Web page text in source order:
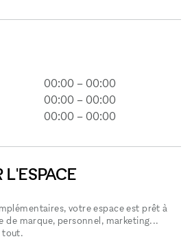
00:00 – 00:00
00:00 – 00:00
00:00 – 00:00
L'ESPACE
votre espace est prêt à
de marque, personnel, marketing...
tout.